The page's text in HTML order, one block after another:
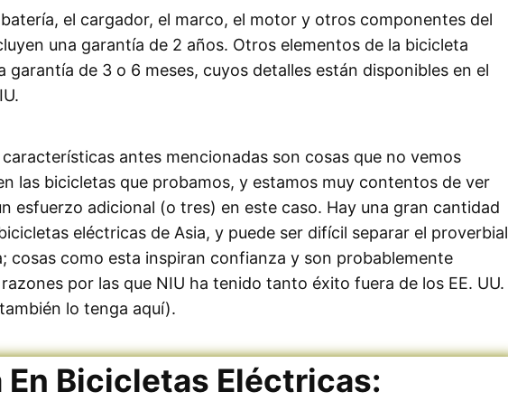
el cargador, el marco, el motor y otros componentes del
una garantía de 2 años. Otros elementos de la bicicleta
garantía de 3 o 6 meses, cuyos detalles están disponibles en el
antes mencionadas son cosas que no vemos
las bicicletas que probamos, y estamos muy contentos de ver
esfuerzo adicional (o tres) en este caso. Hay una gran cantidad
eléctricas de Asia, y puede ser difícil separar el proverbial
cosas como esta inspiran confianza y son probablemente
por las que NIU ha tenido tanto éxito fuera de los EE. UU.
lo tenga aquí).
En Bicicletas Eléctricas: